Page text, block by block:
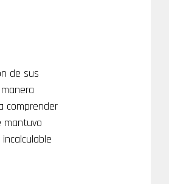
de sus
comprender
mantuvo